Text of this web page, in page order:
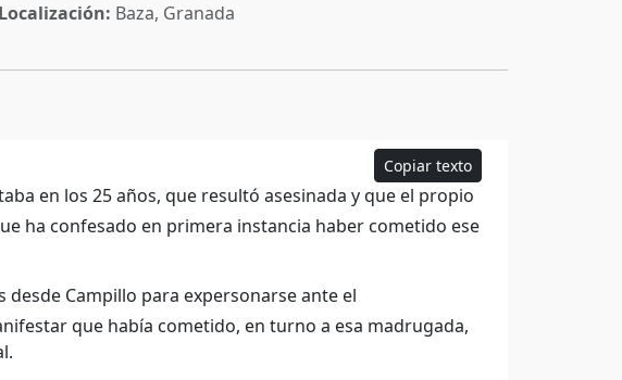
Localización: Baza, Granada
Copiar texto
en los 25 años, que resultó asesinada y que el propio
ha confesado en primera instancia haber cometido ese
Campillo para expersonarse ante el
que había cometido, en turno a esa madrugada,